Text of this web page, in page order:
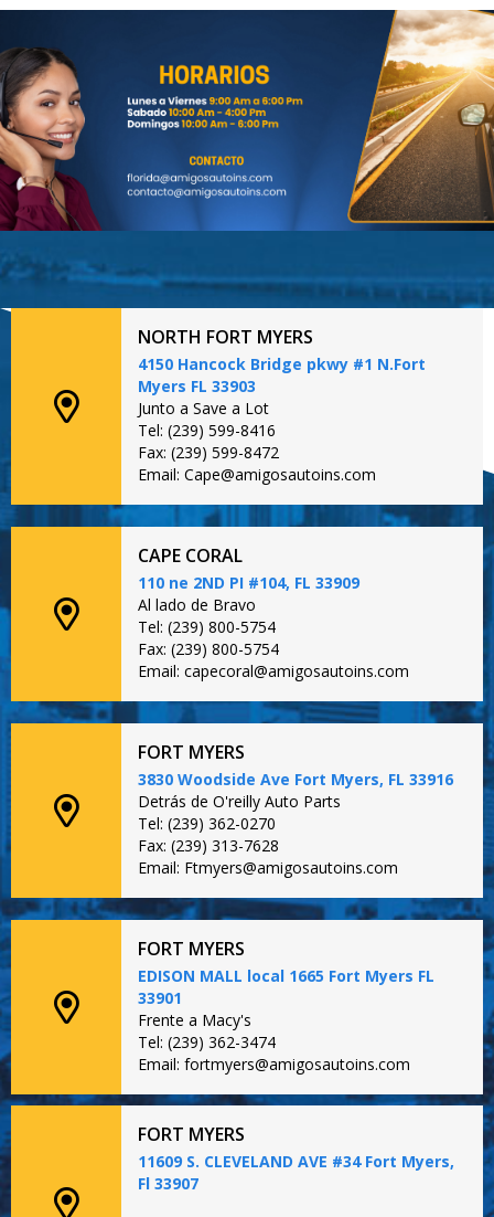
NORTH FORT MYERS
4150 Hancock Bridge pkwy #1 N.Fort
Myers FL 33903
Junto a Save a Lot
Tel: (239) 599-8416
Fax: (239) 599-8472
Email: Cape@amigosautoins.com
CAPE CORAL
110 ne 2ND PI #104, FL 33909
Al lado de Bravo
Tel: (239) 800-5754
Fax: (239) 800-5754
Email: capecoral@amigosautoins.com
FORT MYERS
3830 Woodside Ave Fort Myers, FL 33916
Detrás de O'reilly Auto Parts
Tel: (239) 362-0270
Fax: (239) 313-7628
Email: Ftmyers@amigosautoins.com
FORT MYERS
EDISON MALL local 1665 Fort Myers FL
33901
Frente a Macy's
Tel: (239) 362-3474
Email: fortmyers@amigosautoins.com
FORT MYERS
11609 S. CLEVELAND AVE #34 Fort Myers,
Fl 33907